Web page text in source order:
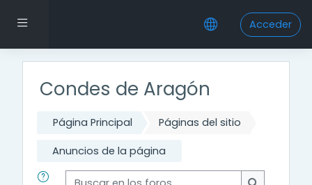
Panel lateral Acceder
Condes de Aragón
Página Principal Páginas del sitio
Anuncios de la página
Buscar en los foros